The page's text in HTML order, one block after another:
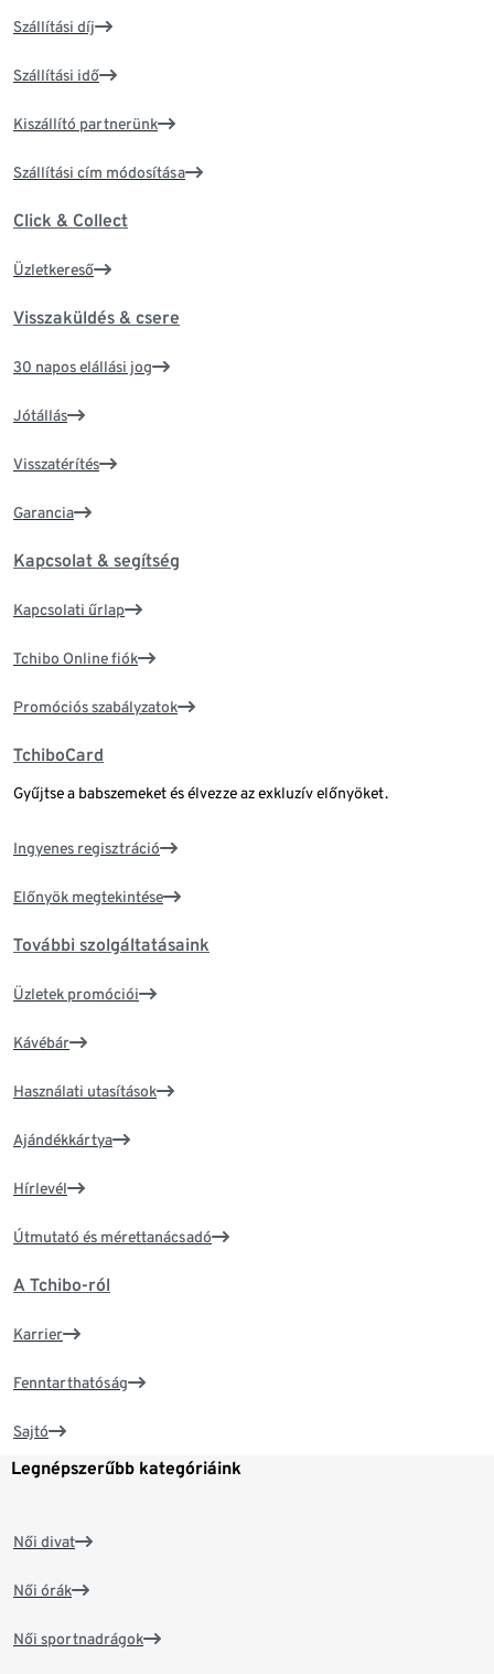
Szállítási díj
Szállítási idő
Kiszállító partnerünk
Szállítási cím módosítása
Click & Collect
Üzletkereső
Visszaküldés & csere
30 napos elállási jog
Jótállás
Visszatérítés
Garancia
Kapcsolat & segítség
Kapcsolati űrlap
Tchibo Online fiók
Promóciós szabályzatok
TchiboCard
Gyűjtse a babszemeket és élvezze az exkluzív előnyöket.
Ingyenes regisztráció
Előnyök megtekintése
További szolgáltatásaink
Üzletek promóciói
Kávébár
Használati utasítások
Ajándékkártya
Hírlevél
Útmutató és mérettanácsadó
A Tchibo-ról
Karrier
Fenntarthatóság
Sajtó
Legnépszerűbb kategóriáink
Női divat
Női órák
Női sportnadrágok